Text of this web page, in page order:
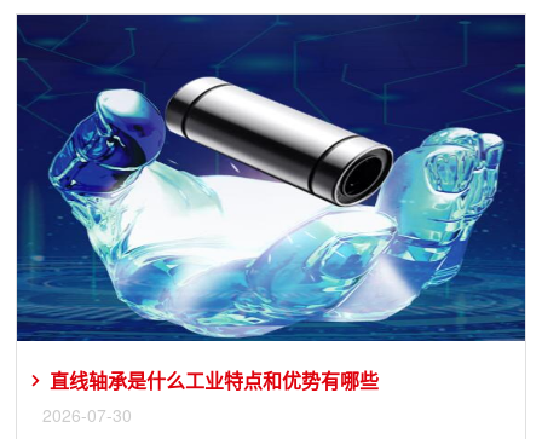
直线轴承是什么工业特点和优势有哪些
2026-07-30